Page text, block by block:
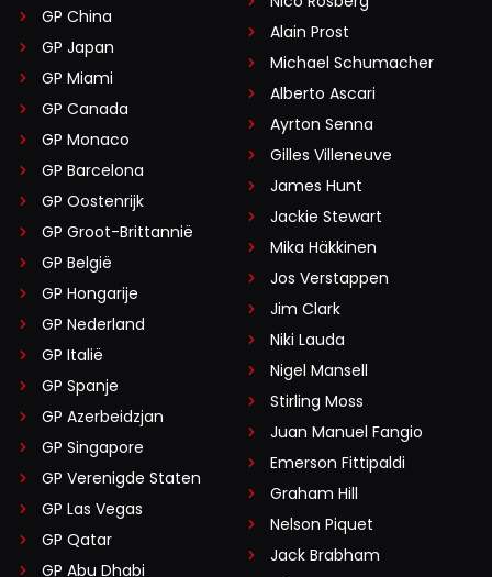
GP China
GP Japan
GP Miami
GP Canada
GP Monaco
GP Barcelona
GP Oostenrijk
GP Groot-Brittannië
GP België
GP Hongarije
GP Nederland
GP Italië
GP Spanje
GP Azerbeidzjan
GP Singapore
GP Verenigde Staten
GP Las Vegas
GP Qatar
GP Abu Dhabi
Alain Prost
Michael Schumacher
Alberto Ascari
Ayrton Senna
Gilles Villeneuve
James Hunt
Jackie Stewart
Mika Häkkinen
Jos Verstappen
Jim Clark
Niki Lauda
Nigel Mansell
Stirling Moss
Juan Manuel Fangio
Emerson Fittipaldi
Graham Hill
Nelson Piquet
Jack Brabham